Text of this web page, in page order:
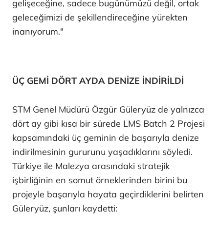
gelişeceğine, sadece bugünümüzü değil, ortak
geleceğimizi de şekillendireceğine yürekten
inanıyorum."
ÜÇ GEMİ DÖRT AYDA DENİZE İNDİRİLDİ
STM Genel Müdürü Özgür Güleryüz de yalnızca
dört ay gibi kısa bir sürede LMS Batch 2 Projesi
kapsamındaki üç geminin de başarıyla denize
indirilmesinin gururunu yaşadıklarını söyledi.
Türkiye ile Malezya arasındaki stratejik
işbirliğinin en somut örneklerinden birini bu
projeyle başarıyla hayata geçirdiklerini belirten
Güleryüz, şunları kaydetti: